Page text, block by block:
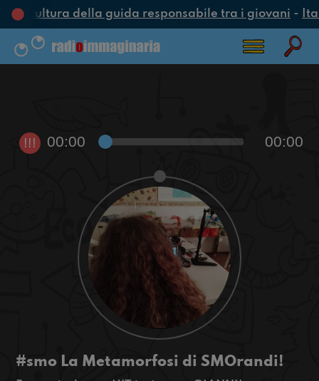
cultura della guida responsabile tra i giovani-
!!! 00:00 00:00
#smo La Metamorfosi di SMOrandi!